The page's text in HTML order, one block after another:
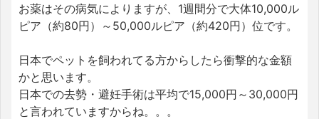
お薬はその病気によりますが、1週間分で大体10,000ル
ピア（約80円）～50,000ルピア（約420円）位です。
日本でペットを飼われてる方からしたら衝撃的な金額
かと思います。
日本での去勢・避妊手術は平均で15,000円～30,000円
と言われていますからね。。。